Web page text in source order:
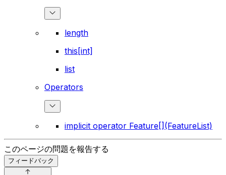
length
this[int]
list
Operators
implicit operator Feature[](FeatureList)
このページの問題を報告する
フィードバック